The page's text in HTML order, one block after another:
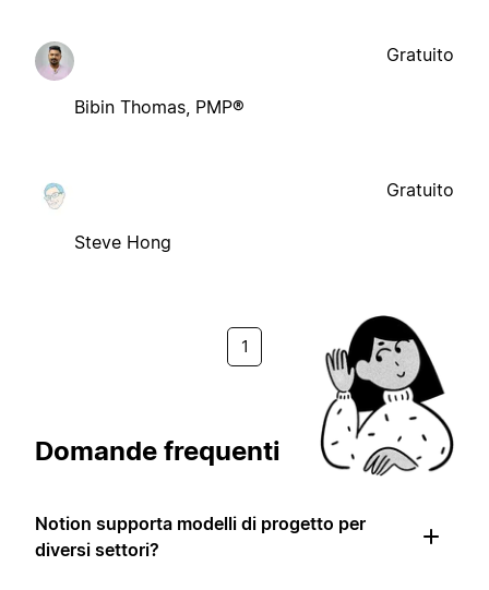
Bibin Thomas, PMP®
Gratuito
Steve Hong
Gratuito
1
Domande frequenti
Notion supporta modelli di progetto per
diversi settori?